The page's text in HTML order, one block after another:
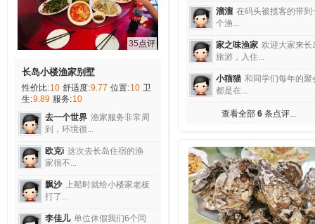
35点评
长岛小楼渔家别墅
性价比:10 舒适度:9.77 位置:10 卫
生:9.89 服务:10
去一个世界 渔家服务非常周
到，环境很...
欧克i 这次去长岛住宿的渔
家很不...
飘沙
上船时就给小楼家老板
打了...
李佳儿 单位休假我们6个同
溜溜 在码头被揽客的带到
个渔...
家之味渔家 欢迎大家来长
旅游，入住...
小猫猫 和同学们每年的聚
都是在...
查看全部 6 条点评...